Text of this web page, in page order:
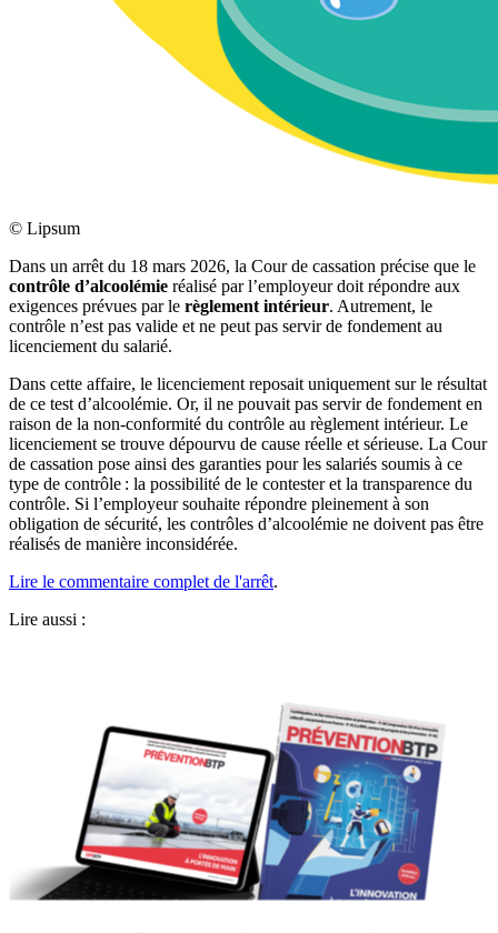
© Lipsum
Dans un arrêt du 18 mars 2026, la Cour de cassation précise que le
contrôle d’alcoolémie réalisé par l’employeur doit répondre aux
exigences prévues par le règlement intérieur. Autrement, le
contrôle n’est pas valide et ne peut pas servir de fondement au
licenciement du salarié.
Dans cette affaire, le licenciement reposait uniquement sur le résultat
de ce test d’alcoolémie. Or, il ne pouvait pas servir de fondement en
raison de la non-conformité du contrôle au règlement intérieur. Le
licenciement se trouve dépourvu de cause réelle et sérieuse. La Cour
de cassation pose ainsi des garanties pour les salariés soumis à ce
type de contrôle : la possibilité de le contester et la transparence du
contrôle. Si l’employeur souhaite répondre pleinement à son
obligation de sécurité, les contrôles d’alcoolémie ne doivent pas être
réalisés de manière inconsidérée.
Lire le commentaire complet de l'arrêt.
Lire aussi :